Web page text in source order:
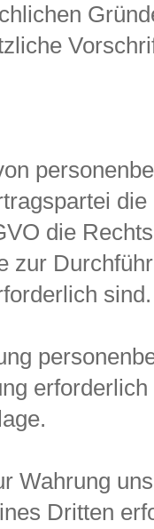
die
zur
sind.
Wahrung
Dritten